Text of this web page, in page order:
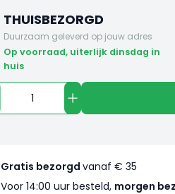
THUISBEZORGD
Duurzaam geleverd op jouw adres
op voorraad, uiterlijk dinsdag in
huis
Gratis bezorgd vanaf € 35
Voor 14:00 uur besteld, morgen